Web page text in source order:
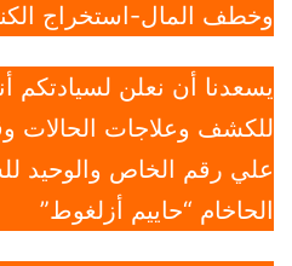
وخطف المال-استخراج
يسعدنا أن نعلن لسيادتكم
للكشف وعلاجات الحالات
علي رقم الخاص والوحيد
الحاخام “حاييم أزلغوط”